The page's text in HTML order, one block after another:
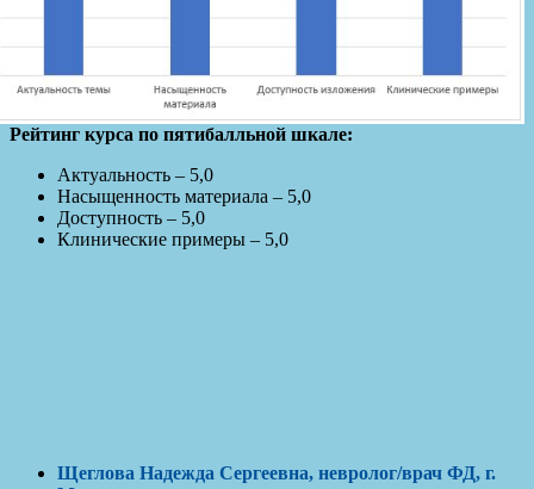
Рейтинг курса по пятибалльной шкале:
Актуальность – 5,0
Насыщенность материала – 5,0
Доступность – 5,0
Клинические примеры – 5,0
Щеглова Надежда Сергеевна, невролог/врач ФД, г.